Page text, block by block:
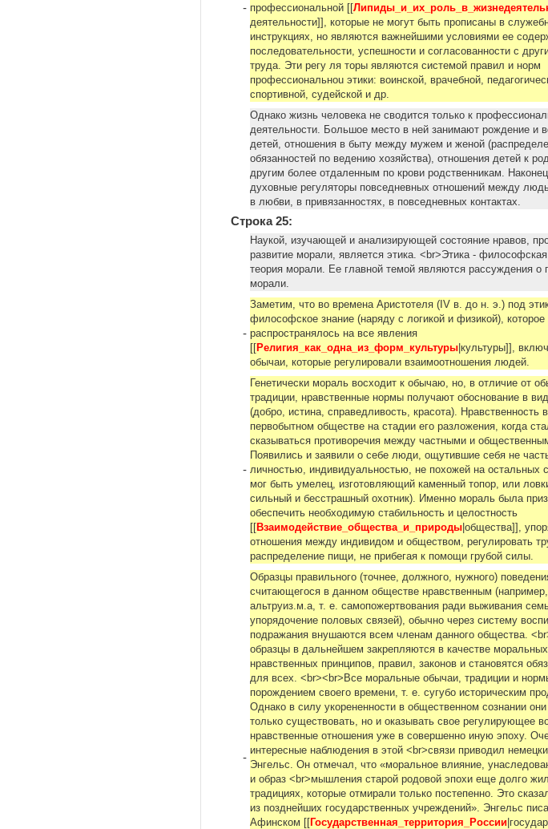
- профессиональной [[
деятельности]], которые не мoгут быть прописаны в
инструкциях, но являются важнейшими уcловиями ее
последовательности, успешности и согласованности с
труда. Эти peгу ля торы являются системой правил и норм
профессиональноu этики: воинской, врачебной,
спортивной, судейской и др.
Однако жизнь человека не сводится только к
деятельности. Большое место в ней занимают рождение и
детей, отношения в быту между мужем и женой
обязанностей по ведению хозяйства), отношения детей к
другим более отдаленным по крови родственникам.
духовные регуляторы повседневных отношений между
в любви, в привязанностях, в повседневных контактах.
Строка 25:
Наукой, изучающей и анализирующей состояние нpaвов,
развитие морали, является этика. <br>Этика -
теория морали. Ее главной темой являются рассуждения о
морали.
-
Заметим, что во времена Аристотеля (IV в. до н. э.) под
философское знание (наряду с логикой и физикой), которое
распространялось на все явления
Религия_как_одна_из_форм_культуры |культуры]],
обычаи, которые регулировали взаимоотношения людей.
-
Генетически мораль восходит к обычаю, но, в отличие от
традиции, нравственные нормы получают обоснование в
(добро, истина, справедливость, красота). Нравственность
первобытном обществе на стадии eгo разложения, когда
сказываться противоречия между частными и
Появились и заявили о себе люди, ощутившие себя не
личностью, индивидуальностью, не похожей на остальных
мoг быть умелец, изготовляющий каменный топор, или
сильный и бесстрашный охотник). Именно мораль была
обеспечить необходимую стабильность и целостность
Взаимодействие_общества_и_природы |общества]],
отношения между индивидом и обществом, регулировать
распределение пищи, не прибегая к помощи грубой силы.
-
Образцы правильного (точнее, должного, нужного)
считающегося в данном обществе нравственным
альтруиз.м.а, т. е. самопожертвования ради выживания
упорядочение половых связей), обычно через систему
подражания внушаются всем членам данного общества.
образцы в дальнейшем закрепляются в качестве
нравственных принципов, правил, законов и становятся
для всех. <br><br>Все моральные обычаи, традиции и
порождением cвoeгo времени, т. е. сугубо историческим
Однако в силу укорененности в общественном сознании они
только существовать, но и оказывать свое peгулирующее
нравственные отношения уже в coвершенно иную эпоху.
интересные наблюдения в этой <br>связи приводил
Энгельс. Он отмечал, что «моральное влияние,
и образ <br>мышления старой родовой эпохи еще долго
традициях, которые отмирали только постепенно. Это
из позднейших государственных учреждений». Энгельс
Афинском [[
Государственная_территория_России